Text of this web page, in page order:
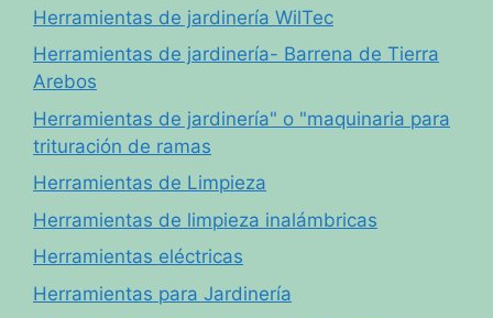
Herramientas de jardinería WilTec
Herramientas de jardinería- Barrena de Tierra
Arebos
Herramientas de jardinería" o "maquinaria para
trituración de ramas
Herramientas de Limpieza
Herramientas de limpieza inalámbricas
Herramientas eléctricas
Herramientas para Jardinería